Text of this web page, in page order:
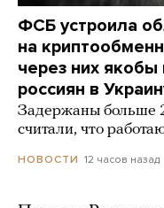
ФСБ устроила
на
через них
россиян в
Задержаны больше
считали, что
НОВОСТИ 12 часов назад